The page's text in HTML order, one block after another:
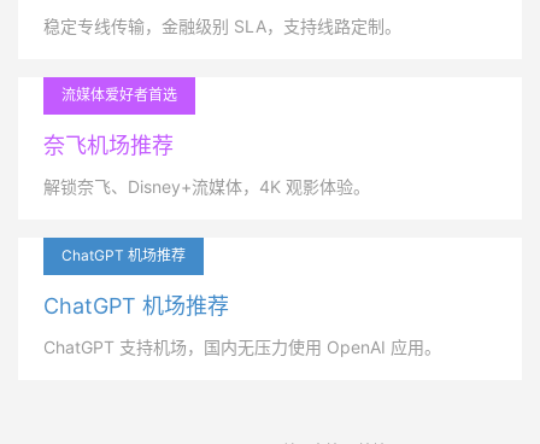
稳定专线传输，金融级别 SLA，支持线路定制。
流媒体爱好者首选
奈飞机场推荐
解锁奈飞、Disney+流媒体，4K 观影体验。
ChatGPT 机场推荐
ChatGPT 机场推荐
ChatGPT 支持机场，国内无压力使用 OpenAI 应用。